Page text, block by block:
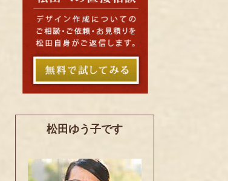
松田ゆう子です